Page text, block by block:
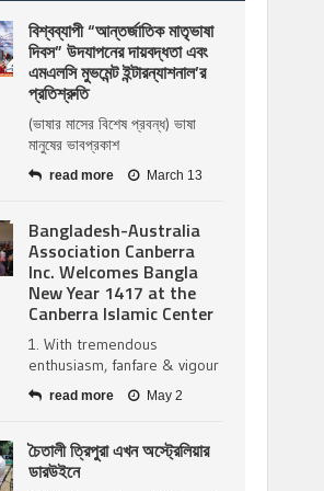
বিশ্বব্যাপী “আন্তর্জাতিক মাতৃভাষা
দিবস” উদযাপনের দায়বদ্ধতা এবং
এমএলসি মুভমেন্ট ইন্টারন্যাশনাল’র
প্রতিশ্রুতি
(ভাষার মাসের বিশেষ প্রবন্ধ) ভাষা
মানুষের ভাবপ্রকাশ
read more March 13
Bangladesh-Australia
Association Canberra
Inc. Welcomes Bangla
New Year 1417 at the
Canberra Islamic Center
1. With tremendous
enthusiasm, fanfare & vigour
read more May 2
চৈতালী ত্রিপুরা এখন অস্ট্রেলিয়ার
ডারউইনে